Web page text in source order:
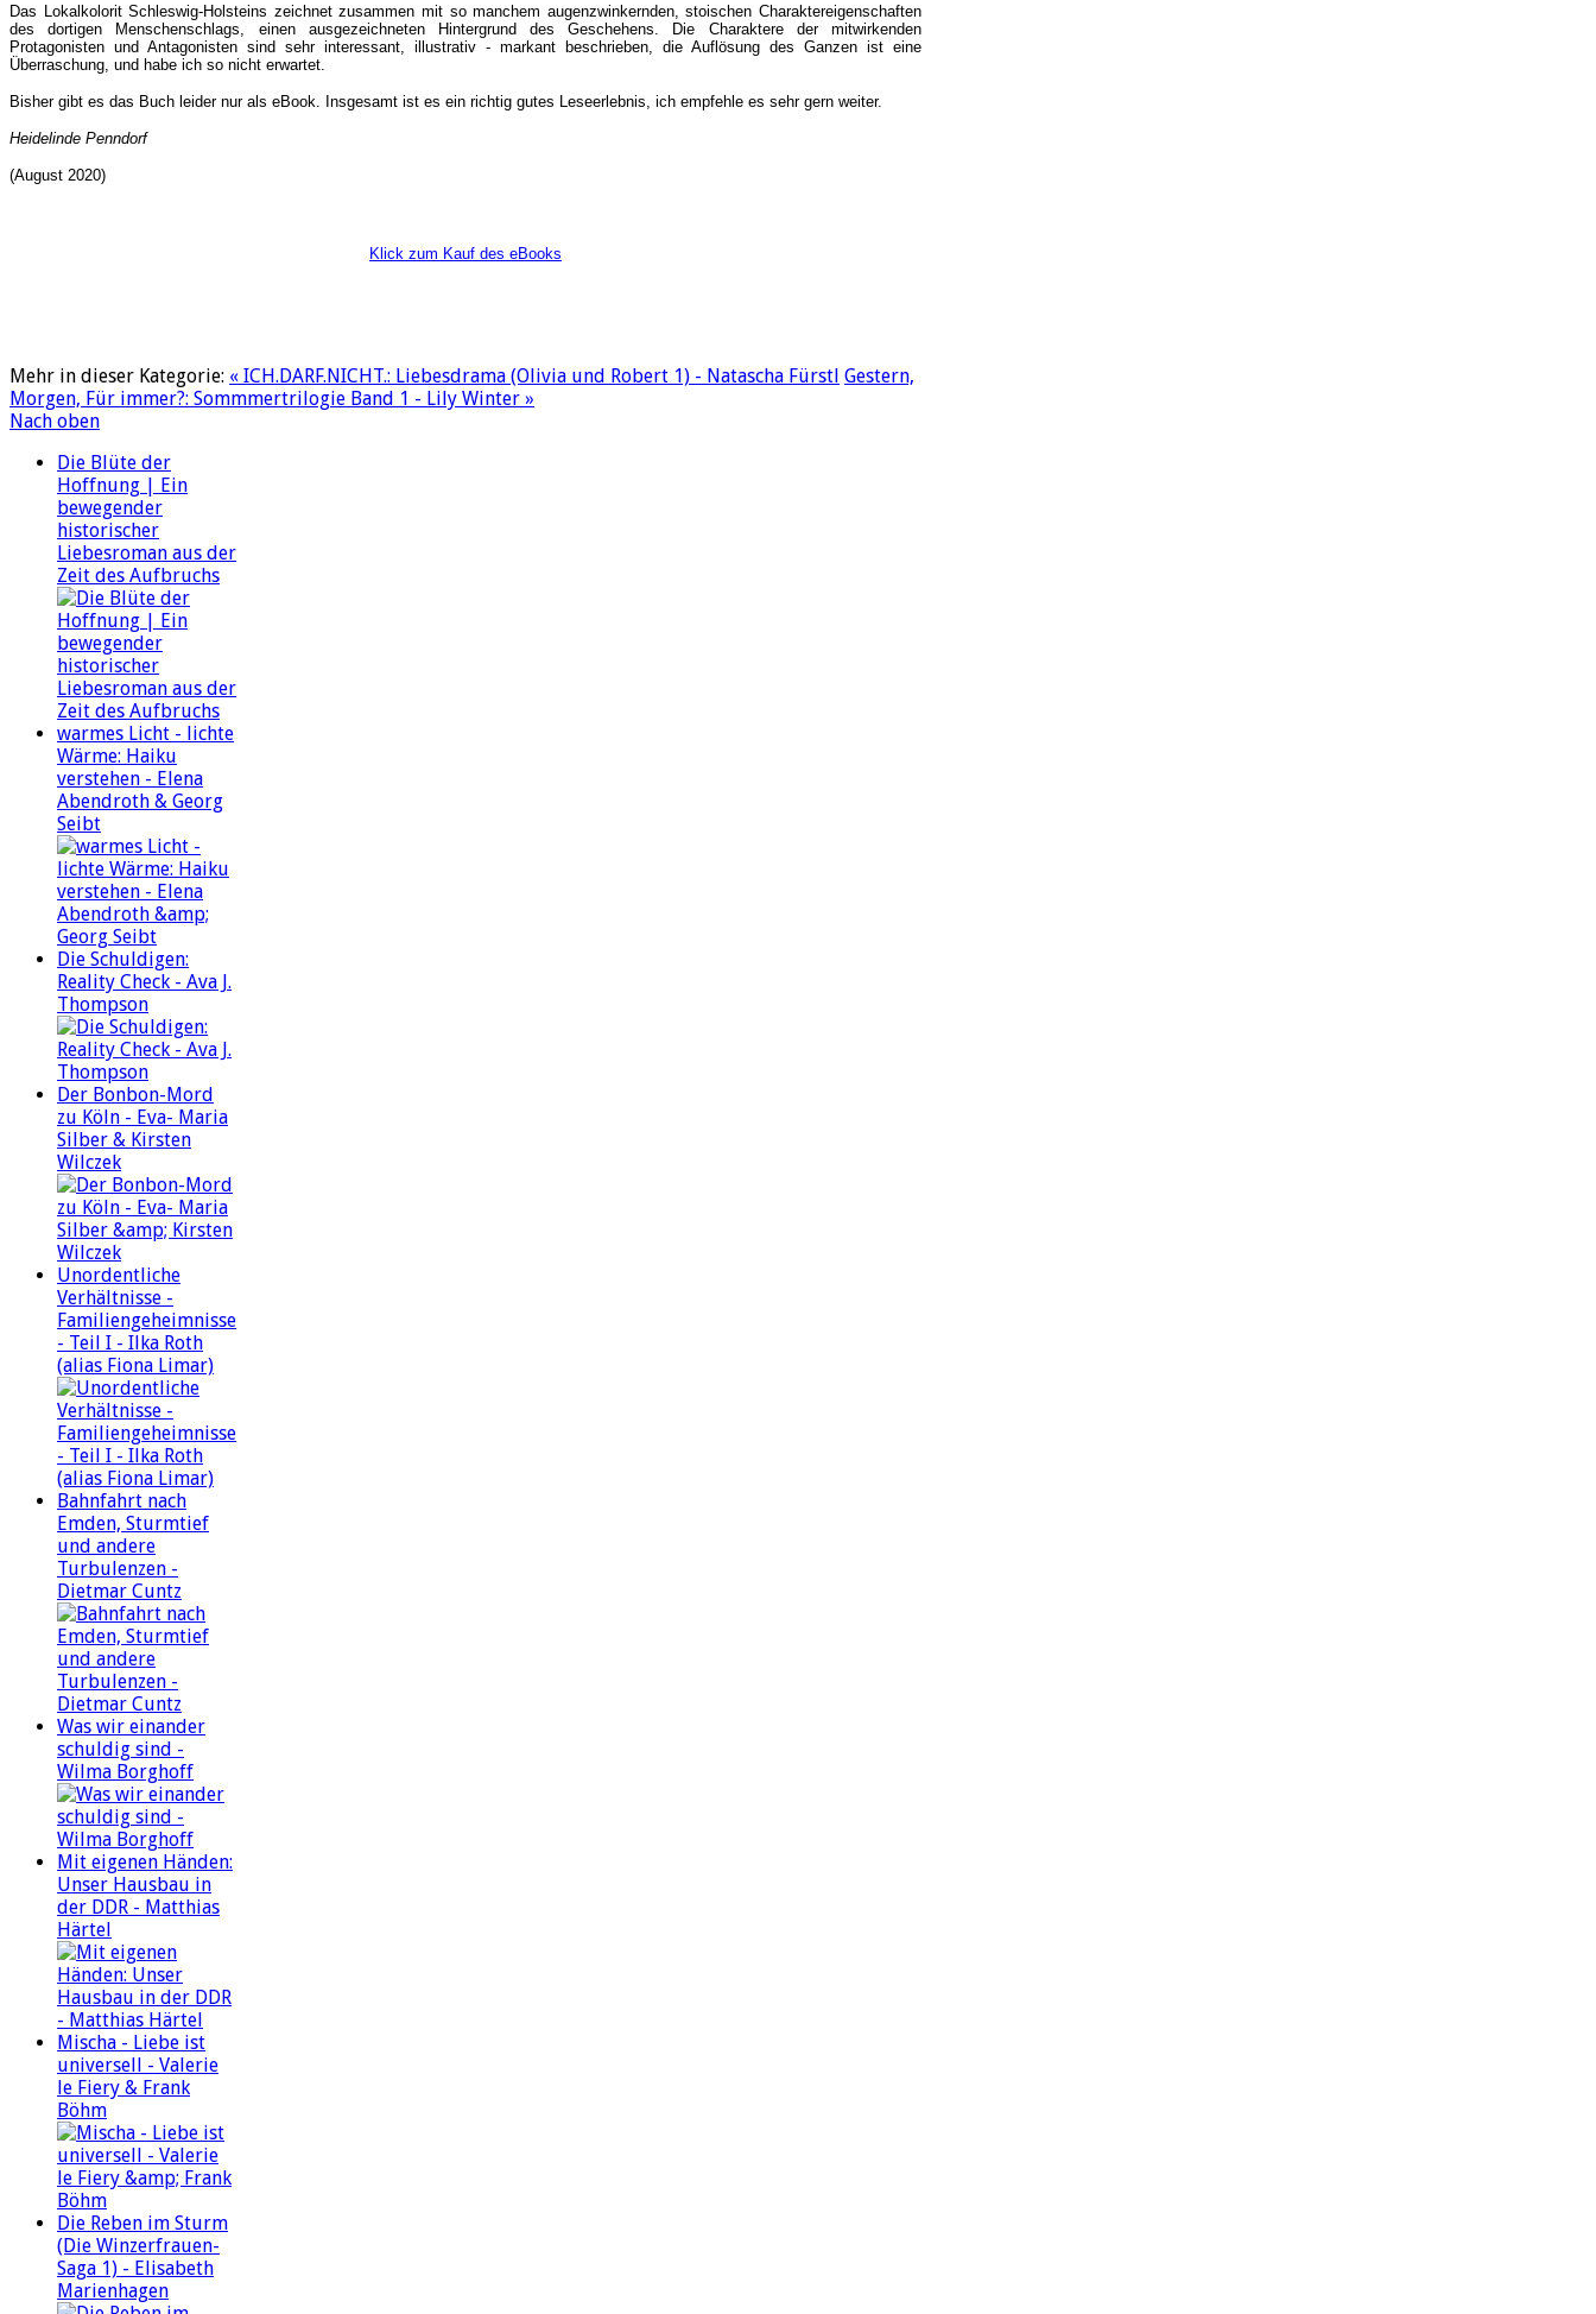
Das Lokalkolorit Schleswig-Holsteins zeichnet zusammen mit so manchem augenzwinkernden, stoischen Charaktereigenschaften
des dortigen Menschenschlags, einen ausgezeichneten Hintergrund des Geschehens. Die Charaktere der mitwirkenden
Protagonisten und Antagonisten sind sehr interessant, illustrativ - markant beschrieben, die Auflösung des Ganzen ist eine
Überraschung, und habe ich so nicht erwartet.
Bisher gibt es das Buch leider nur als eBook. Insgesamt ist es ein richtig gutes Leseerlebnis, ich empfehle es sehr gern weiter.
Heidelinde Penndorf
(August 2020)
Klick zum Kauf des eBooks
Mehr in dieser Kategorie: « ICH.DARF.NICHT.: Liebesdrama (Olivia und Robert 1) - Natascha Fürstl Gestern,
Morgen, Für immer?: Sommmertrilogie Band 1 - Lily Winter »
Nach oben
Die Blüte der
Hoffnung | Ein
bewegender
historischer
Liebesroman aus der
Zeit des Aufbruchs
warmes Licht - lichte
Wärme: Haiku
verstehen - Elena
Abendroth & Georg
Seibt
Die Schuldigen:
Reality Check - Ava J.
Thompson
Der Bonbon-Mord
zu Köln - Eva- Maria
Silber & Kirsten
Wilczek
Unordentliche
Verhältnisse -
Familiengeheimnisse
- Teil I - Ilka Roth
(alias Fiona Limar)
Bahnfahrt nach
Emden, Sturmtief
und andere
Turbulenzen -
Dietmar Cuntz
Was wir einander
schuldig sind -
Wilma Borghoff
Mit eigenen Händen:
Unser Hausbau in
der DDR - Matthias
Härtel
Mischa - Liebe ist
universell - Valerie
le Fiery & Frank
Böhm
Die Reben im Sturm
(Die Winzerfrauen-
Saga 1) - Elisabeth
Marienhagen